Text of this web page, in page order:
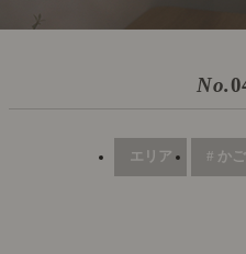
No.
エリア # かご